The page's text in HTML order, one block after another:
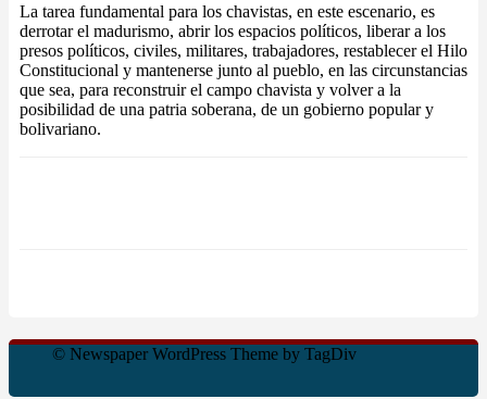
La tarea fundamental para los chavistas, en este escenario, es
derrotar el madurismo, abrir los espacios políticos, liberar a los
presos políticos, civiles, militares, trabajadores, restablecer el Hilo
Constitucional y mantenerse junto al pueblo, en las circunstancias
que sea, para reconstruir el campo chavista y volver a la
posibilidad de una patria soberana, de un gobierno popular y
bolivariano.
© Newspaper WordPress Theme by TagDiv